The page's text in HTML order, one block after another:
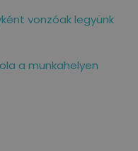
vonzóak legyünk
a munkahelyen